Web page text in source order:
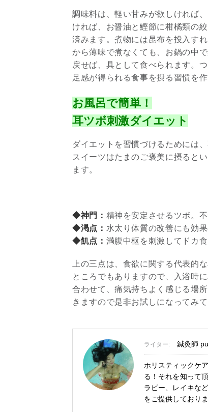
調味料は、軽い甘みが欲しければ
ければ、お醤油と鰹節に柑橘類の
済みます。煮物には昆布を投入す
から薄味で煮なくても、お鍋の中
戻せば、具として食べられます。
足感が得られる食事を摂る習慣を
お風呂で簡単！
耳ツボ刺激ダイエット
ダイエットを習慣づけるためには
スイーツはたまのご褒美に摂ると
ます。
◆神門： 精神を安定させるツボ。
◆渇点： 水太り体質の改善にも効
◆飢点： 満腹中枢を刺激してドカ
上の三点は、食欲に関する代表的
ところでもありますので、入浴時
合わせて、痛気持ちよく感じる場
きますので是非お試しになってみて
ライター: 鍼灸師
ホリスティックケ
る！それを知って
ラピー、レイキな
をご提供しておりま